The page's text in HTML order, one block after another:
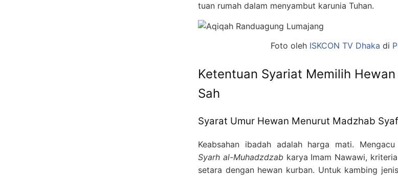
tuan rumah dalam menyambut karunia Tuhan.
Foto oleh ISKCON TV Dhaka di
Ketentuan Syariat Memilih
Sah
Syarat Umur Hewan Menurut Madzhab
Keabsahan ibadah adalah harga mati.
Syarh al-Muhadzdzabkarya Imam Nawawi,
setara dengan hewan kurban. Untuk kambing